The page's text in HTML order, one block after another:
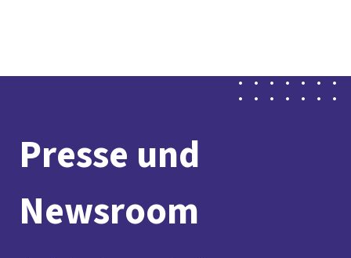
Service
Mitmachen
Presse und
Newsroom